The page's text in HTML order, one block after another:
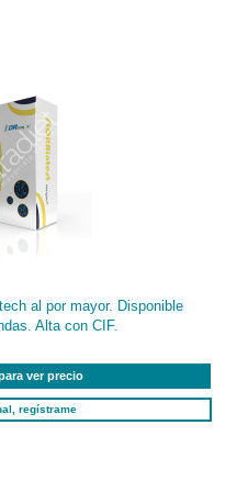
al por mayor. Disponible
Alta con CIF.
ver precio
regístrame